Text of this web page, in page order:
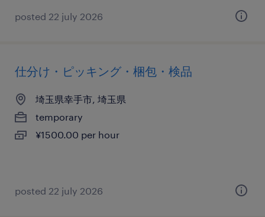
posted 22 july 2026
仕分け・ピッキング・梱包・検品
埼玉県幸手市, 埼玉県
temporary
¥1500.00 per hour
posted 22 july 2026